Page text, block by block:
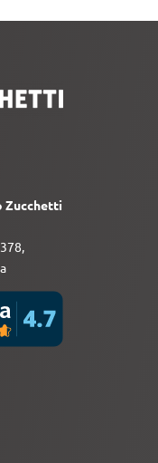
Zucchetti